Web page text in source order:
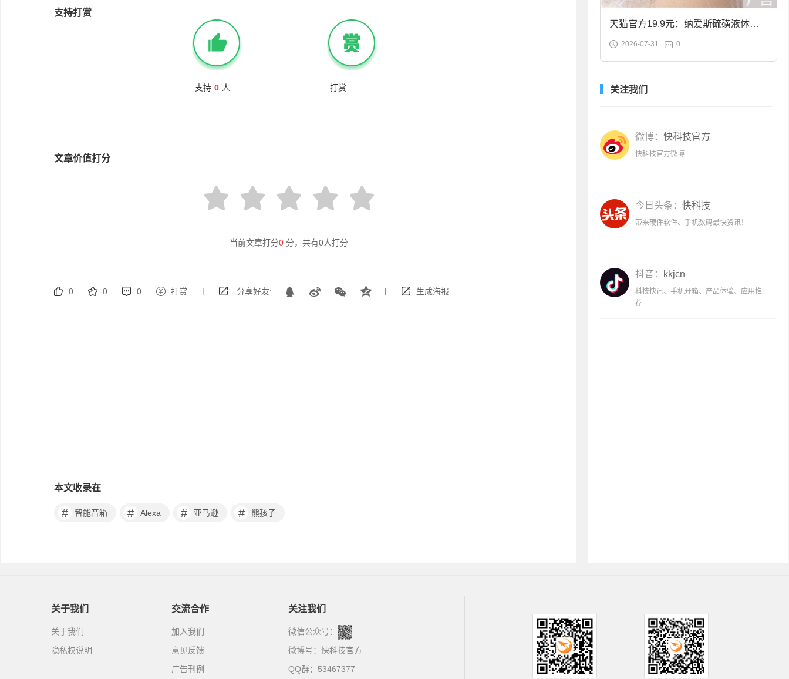
支持打赏
支持 0 人 打赏
文章价值打分
当前文章打分0 分，共有0人打分
0 0 0 打赏 | 分享好友: | 生成海报
本文收录在
# 智能音箱 # Alexa # 亚马逊 # 熊孩子
天猫官方19.9元：纳爱斯硫磺液体香
皂2斤大促
2026-07-31 0
关注我们
微博： 快科技官方
快科技官方微博
今日头条： 快科技
带来硬件软件、手机数码最快资讯！
抖音： kkjcn
科技快讯、手机开箱、产品体验、应用推
荐...
关于我们
关于我们
隐私权说明
交流合作
加入我们
意见反馈
广告刊例
关注我们
微信公众号：
微博号： 快科技官方
QQ群：53467377